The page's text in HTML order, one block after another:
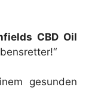
CBD Oil
gesunden